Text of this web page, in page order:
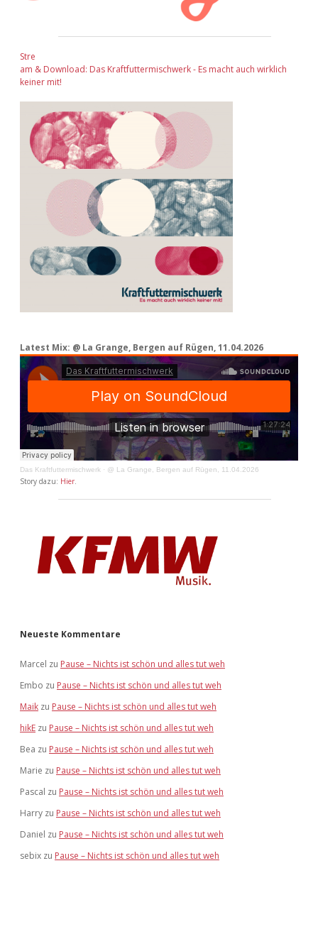
Stre
am & Download: Das Kraftfuttermischwerk - Es macht auch wirklich
keiner mit!
Latest Mix: @ La Grange, Bergen auf Rügen, 11.04.2026
Das Kraftfuttermischwerk · @ La Grange, Bergen auf Rügen, 11.04.2026
Story dazu: Hier.
Neueste Kommentare
Marcel zu Pause – Nichts ist schön und alles tut weh
Embo zu Pause – Nichts ist schön und alles tut weh
Maik zu Pause – Nichts ist schön und alles tut weh
hikE zu Pause – Nichts ist schön und alles tut weh
Bea zu Pause – Nichts ist schön und alles tut weh
Marie zu Pause – Nichts ist schön und alles tut weh
Pascal zu Pause – Nichts ist schön und alles tut weh
Harry zu Pause – Nichts ist schön und alles tut weh
Daniel zu Pause – Nichts ist schön und alles tut weh
sebix zu Pause – Nichts ist schön und alles tut weh